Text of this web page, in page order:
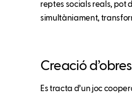
reptes socials reals, pot
simultàniament,
Creació
Es tracta d’un joc